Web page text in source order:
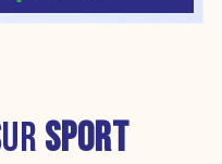
SPORT